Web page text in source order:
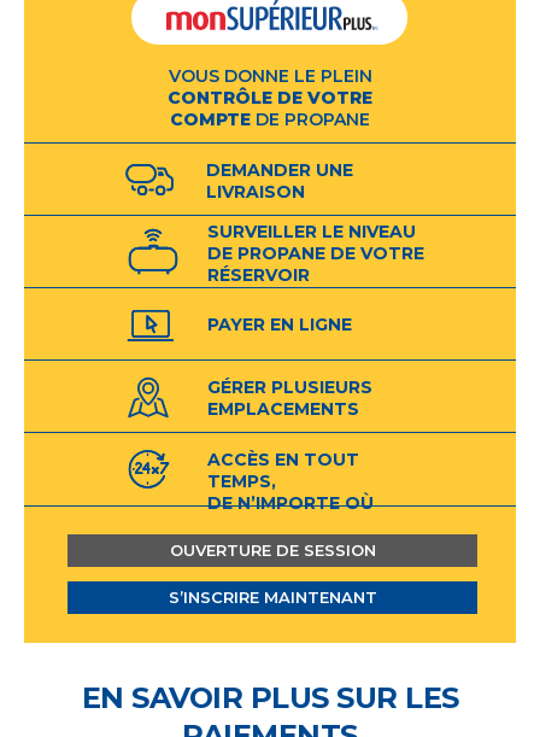
VOUS DONNE LE PLEIN
CONTRÔLE DE VOTRE
COMPTE DE PROPANE
DEMANDER UNE
LIVRAISON
SURVEILLER LE NIVEAU
DE PROPANE DE VOTRE
RÉSERVOIR
PAYER EN LIGNE
GÉRER PLUSIEURS
EMPLACEMENTS
ACCÈS EN TOUT
TEMPS,
DE N’IMPORTE OÙ
OUVERTURE DE SESSION
S’INSCRIRE MAINTENANT
EN SAVOIR PLUS SUR LES